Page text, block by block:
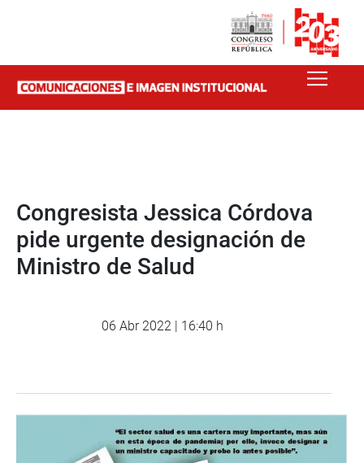
Congresista Jessica Córdova
pide urgente designación de
Ministro de Salud
06 Abr 2022 | 16:40 h